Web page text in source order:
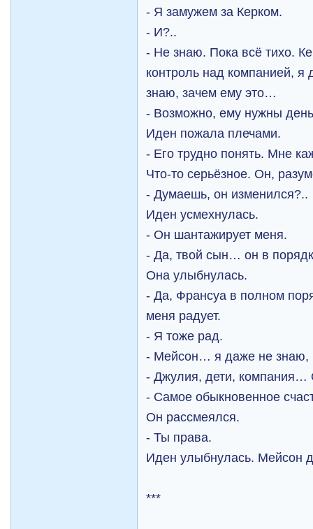
- Я замужем за Керком.
- И?..
- Не знаю. Пока всё тихо.
контроль над компанией, я
знаю, зачем ему это…
- Возможно, ему нужны
Иден пожала плечами.
- Его трудно понять. Мне
Что-то серьёзное. Он,
- Думаешь, он изменился?..
Иден усмехнулась.
- Он шантажирует меня.
- Да, твой сын… он в
Она улыбнулась.
- Да, Франсуа в полном
меня радует.
- Я тоже рад.
- Мейсон… я даже не знаю,
- Джулия, дети, компания…
- Самое обыкновенное
Он рассмеялся.
- Ты права.
Иден улыбнулась. Мейсон
***